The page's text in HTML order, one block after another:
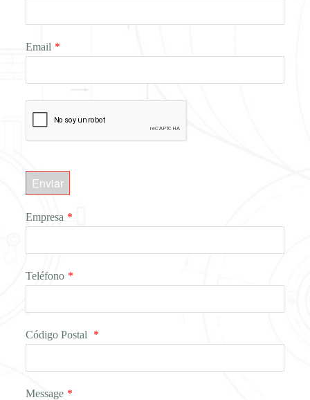
Email *
Enviar
Empresa *
Teléfono *
Código Postal *
Message *